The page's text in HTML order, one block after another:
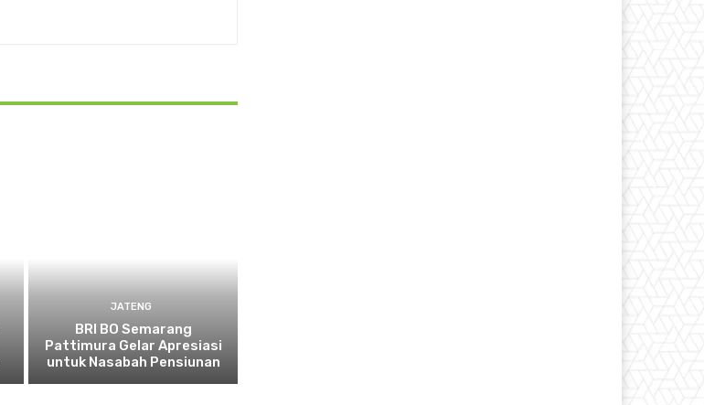
JATENG
BRI BO Semarang
Pattimura Gelar Apresiasi
untuk Nasabah Pensiunan